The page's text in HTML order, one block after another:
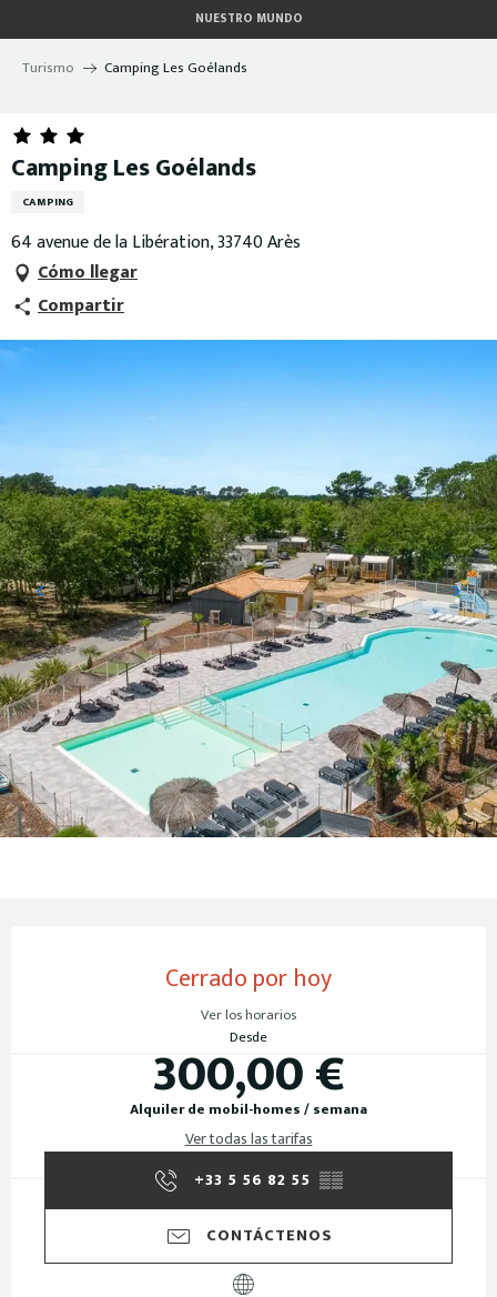
au
contenu
NUESTRO MUNDO
Turismo Camping Les Goélands
Camping Les Goélands
CAMPING
64 avenue de la Libération, 33740 Arès
Cómo llegar
Compartir
Cerrado por hoy
Ver los horarios
Desde
300,00 €
Alquiler de mobil-homes / semana
Ver todas las tarifas
+33 5 56 82 55 ▒▒
CONTÁCTENOS